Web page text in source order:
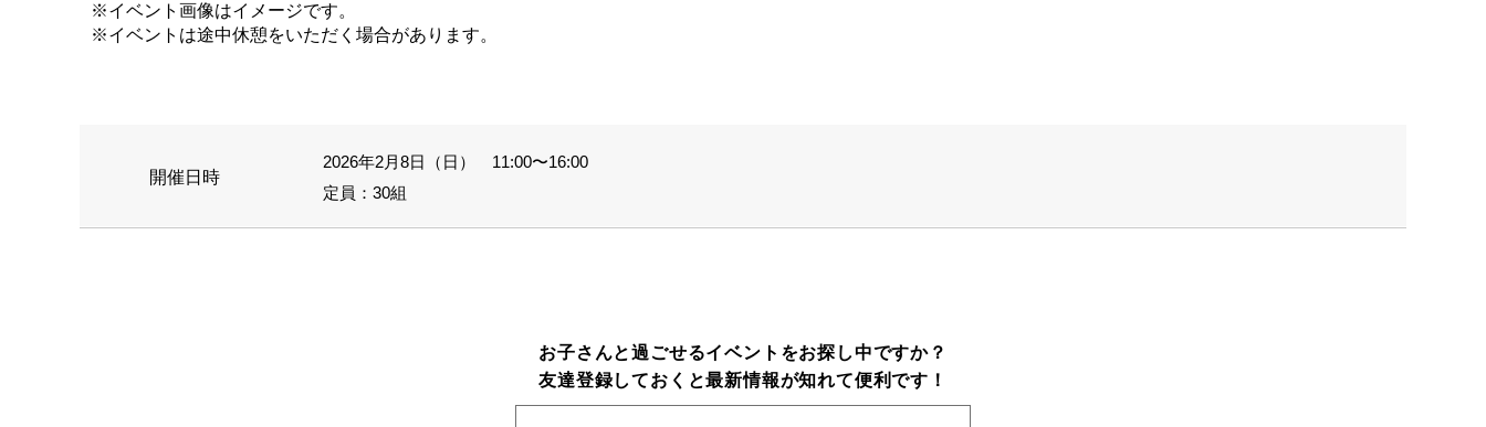
※イベント画像はイメージです。
※イベントは途中休憩をいただく場合があります。
開催日時
2026年2月8日（日） 11:00〜16:00
定員：30組
お子さんと過ごせるイベントをお探し中ですか？
友達登録しておくと最新情報が知れて便利です！